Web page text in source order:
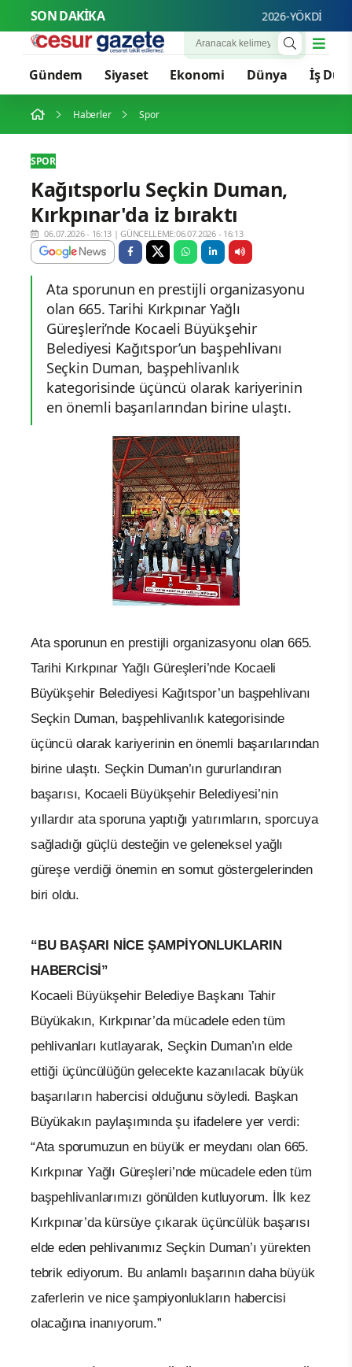
SON DAKİKA 2026-YÖKDİL/2 soru
Gündem Siyaset Ekonomi Dünya İş
Haberler Spor
SPOR
Kağıtsporlu Seçkin Duman,
Kırkpınar'da iz bıraktı
06.07.2026 - 16:13 |GÜNCELLEME:06.07.2026 - 16:13
Ata sporunun en prestijli organizasyonu
olan 665. Tarihi Kırkpınar Yağlı
Güreşleri’nde Kocaeli Büyükşehir
Belediyesi Kağıtspor’un başpehlivanı
Seçkin Duman, başpehlivanlık
kategorisinde üçüncü olarak kariyerinin
en önemli başarılarından birine ulaştı.
Ata sporunun en prestijli organizasyonu olan 665.
Tarihi Kırkpınar Yağlı Güreşleri’nde Kocaeli
Büyükşehir Belediyesi Kağıtspor’un başpehlivanı
Seçkin Duman, başpehlivanlık kategorisinde
üçüncü olarak kariyerinin en önemli başarılarından
birine ulaştı. Seçkin Duman’ın gururlandıran
başarısı, Kocaeli Büyükşehir Belediyesi’nin
yıllardır ata sporuna yaptığı yatırımların, sporcuya
sağladığı güçlü desteğin ve geleneksel yağlı
güreşe verdiği önemin en somut göstergelerinden
biri oldu.
“BU BAŞARI NİCE ŞAMPİYONLUKLARIN
HABERCİSİ”
Kocaeli Büyükşehir Belediye Başkanı Tahir
Büyükakın, Kırkpınar’da mücadele eden tüm
pehlivanları kutlayarak, Seçkin Duman’ın elde
ettiği üçüncülüğün gelecekte kazanılacak büyük
başarıların habercisi olduğunu söyledi. Başkan
Büyükakın paylaşımında şu ifadelere yer verdi:
“Ata sporumuzun en büyük er meydanı olan 665.
Kırkpınar Yağlı Güreşleri’nde mücadele eden tüm
başpehlivanlarımızı gönülden kutluyorum. İlk kez
Kırkpınar’da kürsüye çıkarak üçüncülük başarısı
elde eden pehlivanımız Seçkin Duman’ı yürekten
tebrik ediyorum. Bu anlamlı başarının daha büyük
zaferlerin ve nice şampiyonlukların habercisi
olacağına inanıyorum.”